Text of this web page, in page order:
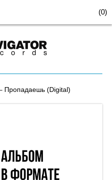
(0)
Пропадаешь (Digital)